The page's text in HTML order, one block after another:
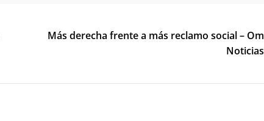
Más derecha frente a más reclamo social – Om
Noticias